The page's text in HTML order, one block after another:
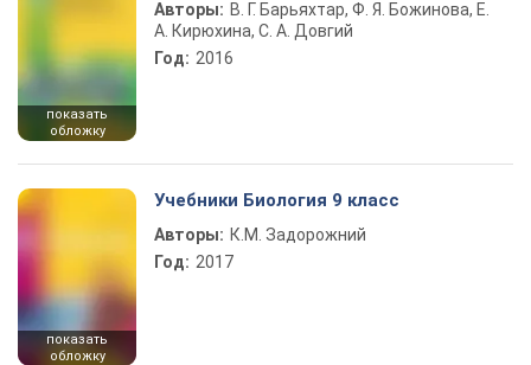
показать
обложку
Авторы: В. Г. Барьяхтар, Ф. Я. Божинова, Е.
А. Кирюхина, С. А. Довгий
Год: 2016
показать
обложку
Учебники Биология 9 класс
Авторы: К.М. Задорожний
Год: 2017